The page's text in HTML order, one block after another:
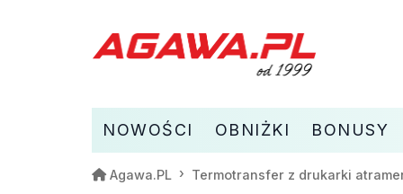
NOWOŚCI OBNIŻKI BONUSY
Agawa.PL Termotransfer z drukarki